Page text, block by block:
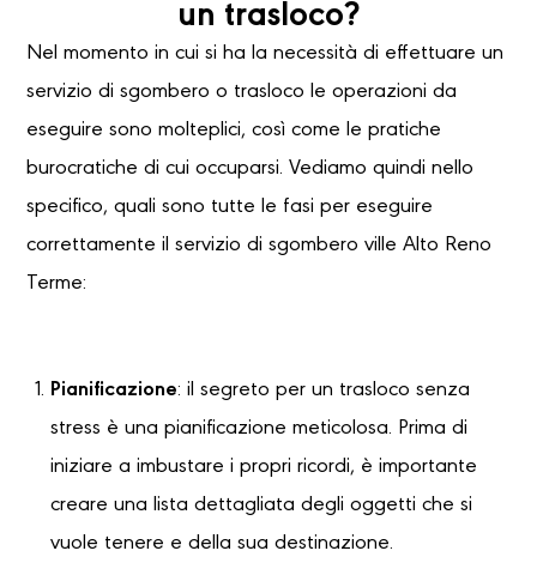
un trasloco?
Nel momento in cui si ha la necessità di effettuare un
servizio di sgombero o trasloco le operazioni da
eseguire sono molteplici, così come le pratiche
burocratiche di cui occuparsi. Vediamo quindi nello
specifico, quali sono tutte le fasi per eseguire
correttamente il servizio di sgombero ville Alto Reno
Terme:
Pianificazione: il segreto per un trasloco senza
stress è una pianificazione meticolosa. Prima di
iniziare a imbustare i propri ricordi, è importante
creare una lista dettagliata degli oggetti che si
vuole tenere e della sua destinazione.